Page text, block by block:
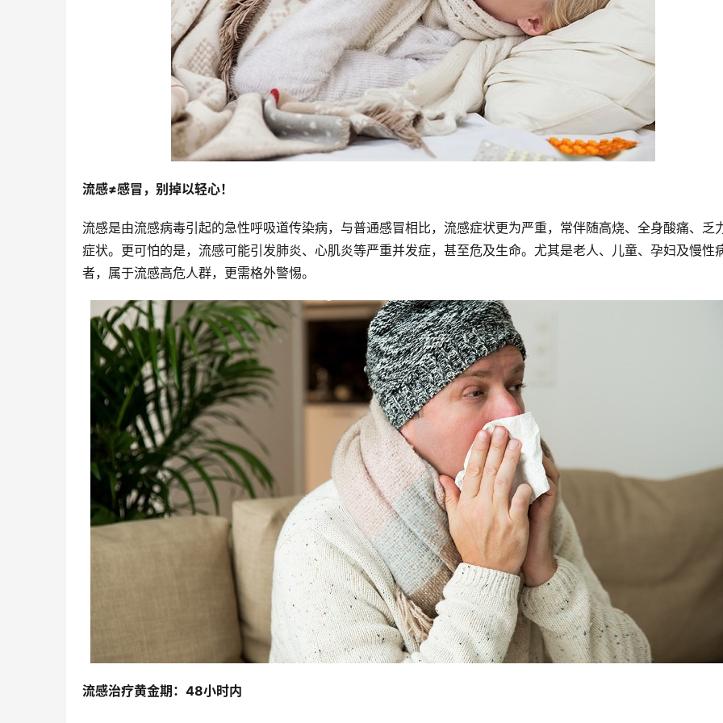
流感≠感冒，别掉以轻心！
流感是由流感病毒引起的急性呼吸道传染病，与普通感冒相比，流感症状更为严重，常伴随高烧、全身酸痛、乏
症状。更可怕的是，流感可能引发肺炎、心肌炎等严重并发症，甚至危及生命。尤其是老人、儿童、孕妇及慢性
者，属于流感高危人群，更需格外警惕。
流感治疗黄金期：48小时内